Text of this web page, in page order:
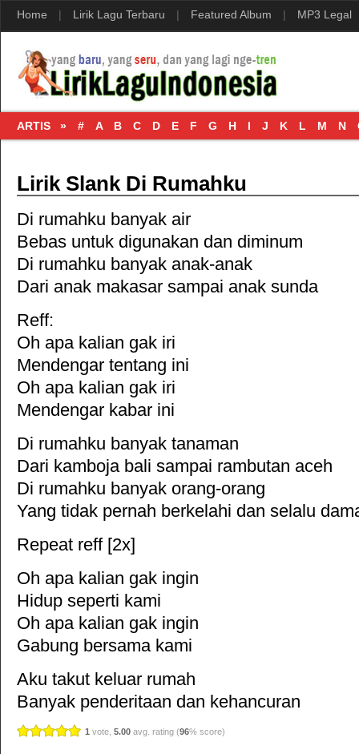
Home | Lirik Lagu Terbaru | Featured Album | MP3 Legal
ARTIS » # A B C D E F G H I J K L M N
Lirik Slank Di Rumahku
Di rumahku banyak air
Bebas untuk digunakan dan diminum
Di rumahku banyak anak-anak
Dari anak makasar sampai anak sunda
Reff:
Oh apa kalian gak iri
Mendengar tentang ini
Oh apa kalian gak iri
Mendengar kabar ini
Di rumahku banyak tanaman
Dari kamboja bali sampai rambutan aceh
Di rumahku banyak orang-orang
Yang tidak pernah berkelahi dan selalu
Repeat reff [2x]
Oh apa kalian gak ingin
Hidup seperti kami
Oh apa kalian gak ingin
Gabung bersama kami
Aku takut keluar rumah
Banyak penderitaan dan kehancuran
1 vote, 5.00 avg. rating (96% score)